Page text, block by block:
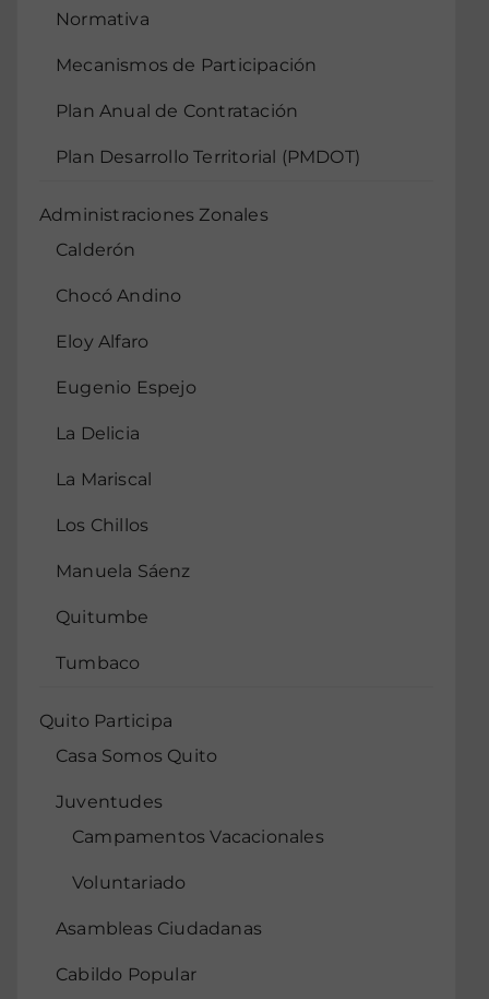
Normativa
Mecanismos de Participación
Plan Anual de Contratación
Plan Desarrollo Territorial (PMDOT)
Administraciones Zonales
Calderón
Chocó Andino
Eloy Alfaro
Eugenio Espejo
La Delicia
La Mariscal
Los Chillos
Manuela Sáenz
Quitumbe
Tumbaco
Quito Participa
Casa Somos Quito
Juventudes
Campamentos Vacacionales
Voluntariado
Asambleas Ciudadanas
Cabildo Popular